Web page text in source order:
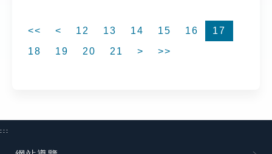
<< < 12 13 14 15 16
17
18
19 20 21 > >>
:::